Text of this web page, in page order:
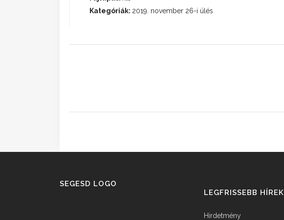
Kategóriák: 2019. november 26-i ülés
SEGESD LOGO
LEGFRISSEBB HÍREK
Hirdetmény